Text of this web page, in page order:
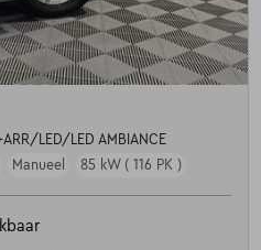
LED/LED AMBIANCE
Manueel 85 kW ( 116 PK )